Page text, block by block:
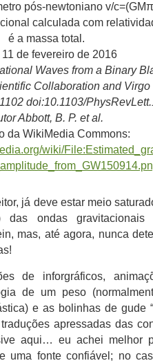
pós-newtoniano v/
calculada com
é a massa total.
11 de fevereiro de 2016
Waves from a Binary
Collaboration and
doi:10.1103/
Abbott, B. P. et al.
da WikiMedia Commons:
wiki/
já deve estar meio
das ondas
mas, até agora, nunca
de inforgráficos,
de um peso
e as bolinhas de gude
apressadas das
aqui… eu achei melhor
uma fonte confiável; no